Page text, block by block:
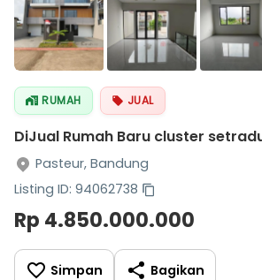
RUMAH JUAL
DiJual Rumah Baru cluster
Pasteur, Bandung
Listing ID: 94062738
Rp 4.850.000.000
Simpan Bagikan